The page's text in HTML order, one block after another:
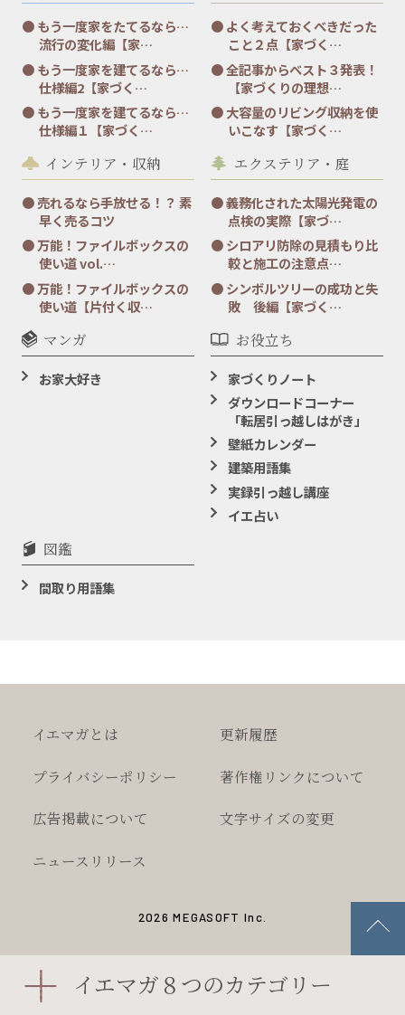
もう一度家をたてるなら…
流行の変化編【家…
もう一度家を建てるなら…
仕様編2【家づく…
もう一度家を建てるなら…
仕様編１【家づく…
よく考えておくべきだった
こと２点【家づく…
全記事からベスト３発表！
【家づくりの理想…
大容量のリビング収納を使
いこなす【家づく…
インテリア・収納
売れるなら手放せる！？ 素
早く売るコツ
万能！ファイルボックスの
使い道 vol.…
万能！ファイルボックスの
使い道【片付く収…
エクステリア・庭
義務化された太陽光発電の
点検の実際【家づ…
シロアリ防除の見積もり比
較と施工の注意点…
シンボルツリーの成功と失
敗 後編【家づく…
マンガ
お家大好き
お役立ち
家づくりノート
ダウンロードコーナー
「転居引っ越しはがき」
壁紙カレンダー
建築用語集
実録引っ越し講座
イエ占い
図鑑
間取り用語集
イエマガとは 更新履歴
プライバシーポリシー 著作権 リンクについて
広告掲載について 文字サイズの変更
ニュースリリース
2026 MEGASOFT Inc.
イエマガ８つのカテゴリー